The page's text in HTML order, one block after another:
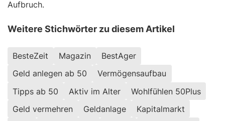
Aufbruch.
Weitere Stichwörter zu diesem Artikel
BesteZeit Magazin
BestAger
Geld anlegen ab 50
Vermögensaufbau
Tipps ab 50
Aktiv im Alter
Wohlfühlen 50Plus
Geld vermehren
Geldanlage
Kapitalmarkt